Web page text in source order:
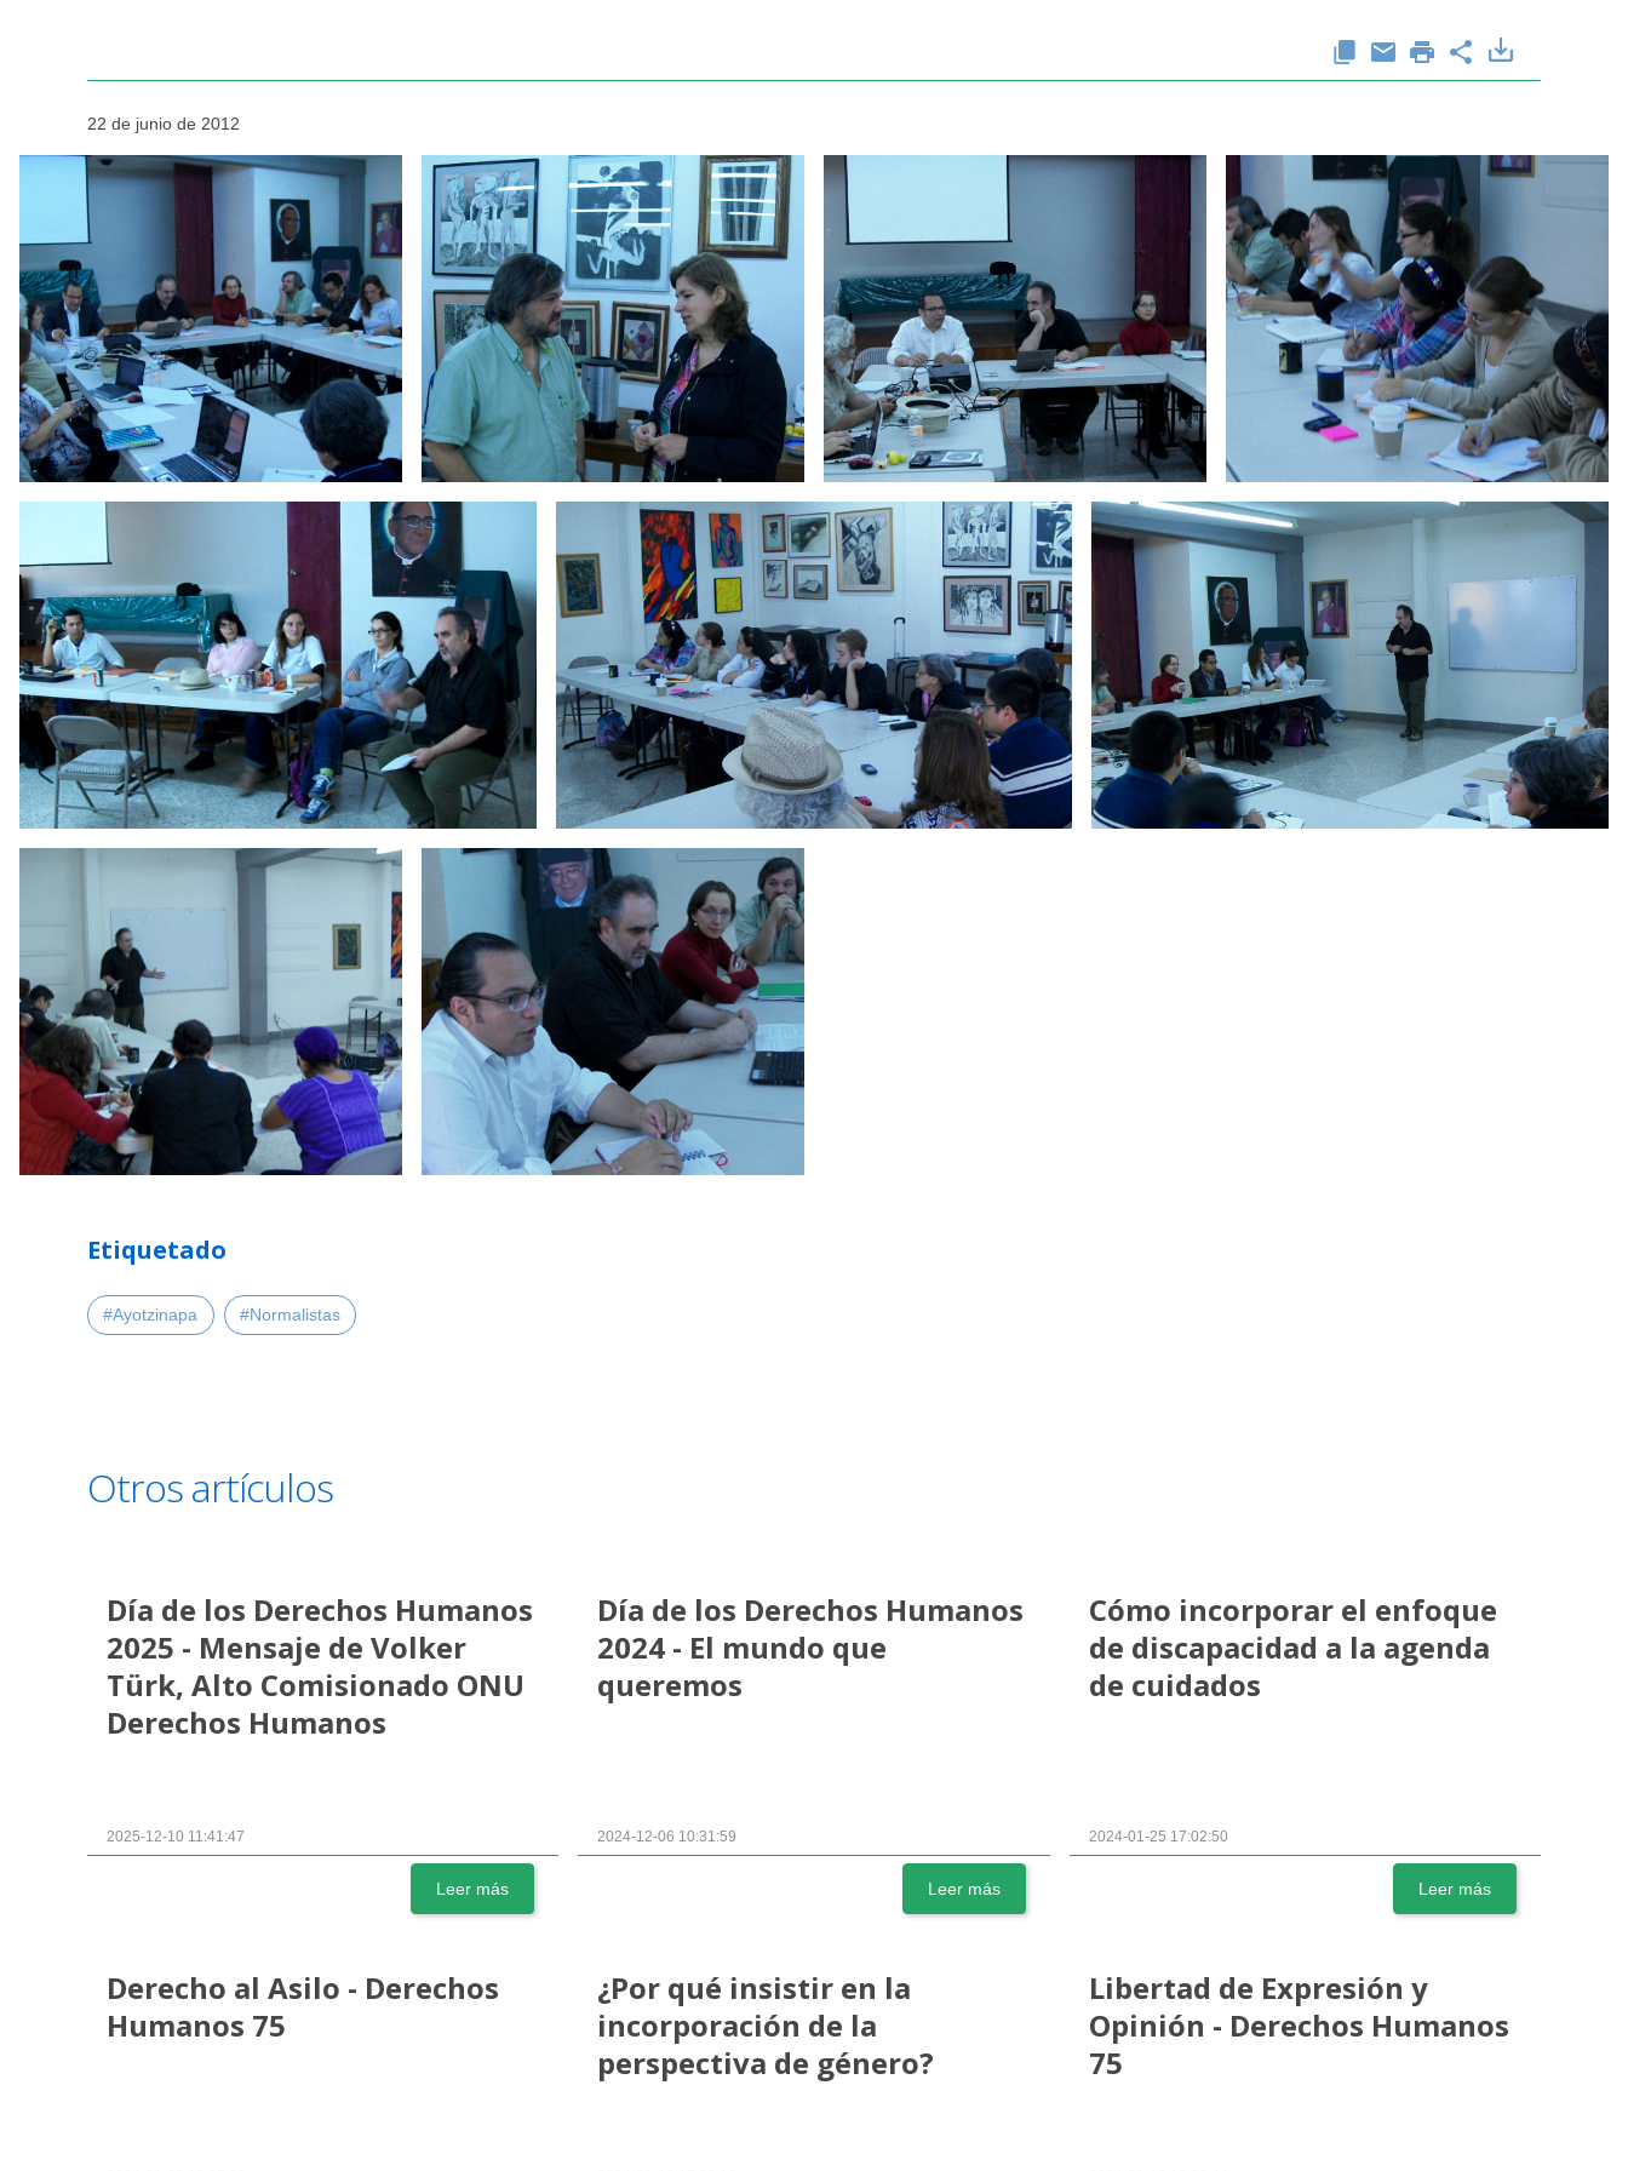
22 de junio de 2012
Etiquetado
#Ayotzinapa #Normalistas
Otros artículos
Día de los Derechos Humanos
2025 - Mensaje de Volker
Türk, Alto Comisionado ONU
Derechos Humanos
2025-12-10 11:41:47
Leer más
Día de los Derechos Humanos
2024 - El mundo que
queremos
2024-12-06 10:31:59
Leer más
Cómo incorporar el enfoque
de discapacidad a la agenda
de cuidados
2024-01-25 17:02:50
Leer más
Derecho al Asilo - Derechos
Humanos 75
¿Por qué insistir en la
incorporación de la
perspectiva de género?
Libertad de Expresión y
Opinión - Derechos Humanos
75